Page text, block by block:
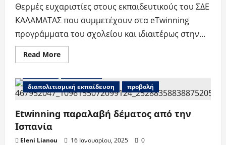
Θερμές ευχαριστίες στους εκπαιδευτικούς του ΣΔΕ
ΚΑΛΑΜΑΤΑΣ που συμμετέχουν στα eTwinning
προγράμματα του σχολείου και ιδιαιτέρως στην...
Read MoreRead
more
School
Label
2025-
διαπολιτισμική εκπαίδευση
προβολή
Etwinning παραλαβή δέματος από την
Ισπανία
Eleni Lianou 16 Ιανουαρίου, 2025 0